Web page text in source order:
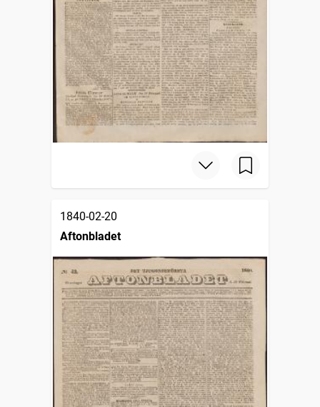
1840-02-20
Aftonbladet